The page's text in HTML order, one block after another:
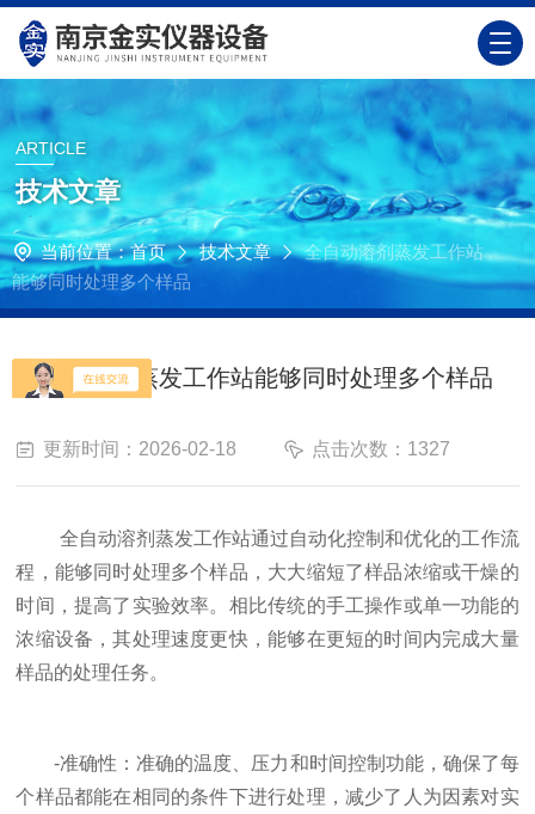
ARTICLE
技术文章
当前位置：首页 技术文章
全自动溶剂蒸发工作站
能够同时处理多个样品
全自动溶剂蒸发工作站能够同时处理多个样品
更新时间：2026-02-18 点击次数：1327
全自动溶剂蒸发工作站通过自动化控制和优化的工作流
程，能够同时处理多个样品，大大缩短了样品浓缩或干燥的
时间，提高了实验效率。相比传统的手工操作或单一功能的
浓缩设备，其处理速度更快，能够在更短的时间内完成大量
样品的处理任务。
-准确性：准确的温度、压力和时间控制功能，确保了每
个样品都能在相同的条件下进行处理，减少了人为因素对实